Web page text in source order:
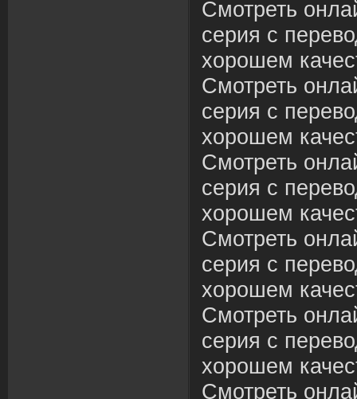
Смотреть
серия с
хорошем
Смотреть
серия с
хорошем
Смотреть
серия с
хорошем
Смотреть
серия с
хорошем
Смотреть
серия с
хорошем
Смотреть